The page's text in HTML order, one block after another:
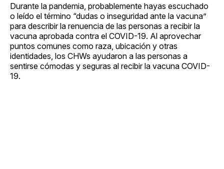
Durante la pandemia, probablemente hayas escuchado
o leído el término “dudas o inseguridad ante la vacuna”
para describir la renuencia de las personas a recibir la
vacuna aprobada contra el COVID-19. Al aprovechar
puntos comunes como raza, ubicación y otras
identidades, los CHWs ayudaron a las personas a
sentirse cómodas y seguras al recibir la vacuna COVID-
19.